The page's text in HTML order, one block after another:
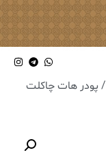
/ پودر هات چاکلت